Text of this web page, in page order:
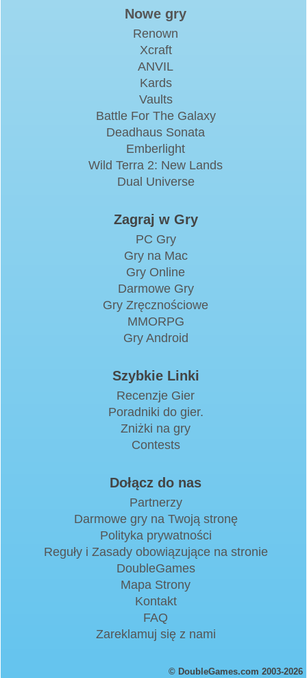
Nowe gry
Renown
Xcraft
ANVIL
Kards
Vaults
Battle For The Galaxy
Deadhaus Sonata
Emberlight
Wild Terra 2: New Lands
Dual Universe
Zagraj w Gry
PC Gry
Gry na Mac
Gry Online
Darmowe Gry
Gry Zręcznościowe
MMORPG
Gry Android
Szybkie Linki
Recenzje Gier
Poradniki do gier.
Zniżki na gry
Contests
Dołącz do nas
Partnerzy
Darmowe gry na Twoją stronę
Polityka prywatności
Reguły i Zasady obowiązujące na stronie
DoubleGames
Mapa Strony
Kontakt
FAQ
Zareklamuj się z nami
© DoubleGames.com 2003-2026